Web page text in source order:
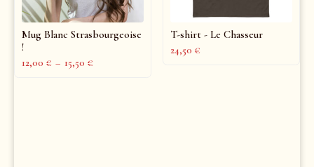
Mug Blanc Strasbourgeoise
!
12,00 € – 15,50 €
T-shirt - Le Chasseur
24,50 €